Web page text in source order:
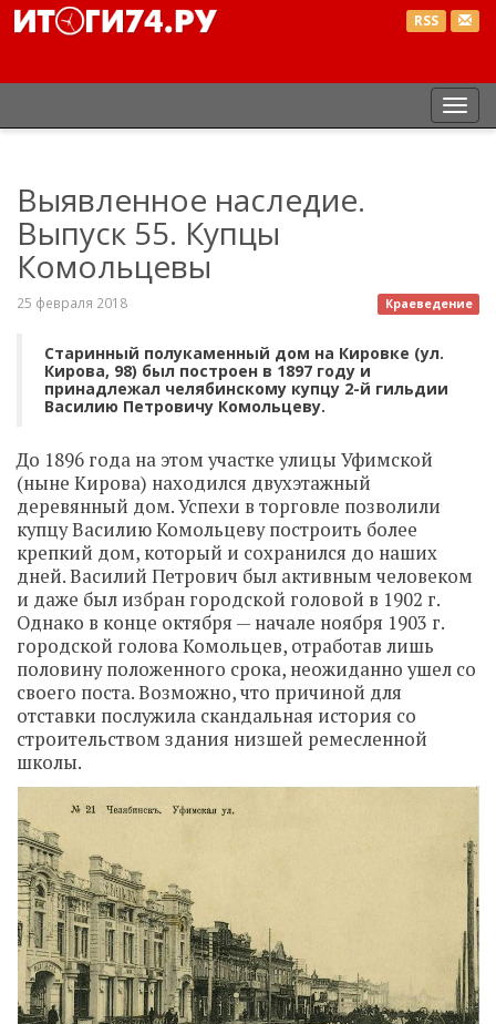
RSS
Выявленное наследие.
Выпуск 55. Купцы
Комольцевы
Краеведение
25 февраля 2018
Старинный полукаменный дом на Кировке (ул.
Кирова, 98) был построен в 1897 году и
принадлежал челябинскому купцу 2-й гильдии
Василию Петровичу Комольцеву.
До 1896 года на этом участке улицы Уфимской
(ныне Кирова) находился двухэтажный
деревянный дом. Успехи в торговле позволили
купцу Василию Комольцеву построить более
крепкий дом, который и сохранился до наших
дней. Василий Петрович был активным человеком
и даже был избран городской головой в 1902 г.
Однако в конце октября — начале ноября 1903 г.
городской голова Комольцев, отработав лишь
половину положенного срока, неожиданно ушел со
своего поста. Возможно, что причиной для
отставки послужила скандальная история со
строительством здания низшей ремесленной
школы.